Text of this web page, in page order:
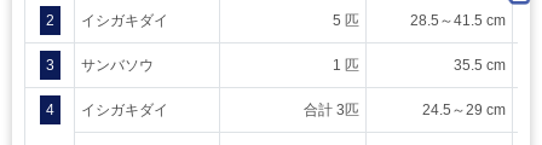
2 イシガキダイ 5 匹 28.5～41.5 cm
3 サンバソウ 1 匹 35.5 cm
4 イシガキダイ 合計 3匹 24.5～29 cm